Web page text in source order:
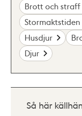
Brott och straff
Stormaktstiden
Husdjur
Djur
Så här